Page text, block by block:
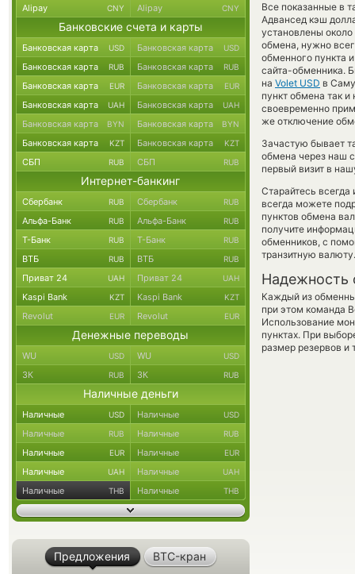
Все показанные в
Адвансед кэш
установлены
обмена, нужно
обменного пункта
сайта-обменника.
на Volet USD в
пункт обмена так
своевременно
же отключение
Зачастую бывает
обмена через наш
первый визит в
Старайтесь всегда
всегда можете
пунктов обмена
получите
обменников, с
транзитную валюту.
Надежность
Каждый из
при этом команда
Использование
пунктах. При
размер резервов и
Alipay CNY Alipay CNY
Банковские счета и карты
Банковская карта USD Банковская карта USD
Банковская карта RUB Банковская карта RUB
Банковская карта EUR Банковская карта EUR
Банковская карта UAH Банковская карта UAH
Банковская карта BYN Банковская карта BYN
Банковская карта KZT Банковская карта KZT
СБП RUB СБП RUB
Интернет-банкинг
Сбербанк RUB Сбербанк RUB
Альфа-Банк RUB Альфа-Банк RUB
Т-Банк RUB Т-Банк RUB
ВТБ RUB ВТБ RUB
Приват 24 UAH Приват 24 UAH
Kaspi Bank KZT Kaspi Bank KZT
Revolut EUR Revolut EUR
Денежные переводы
WU USD WU USD
ЗК RUB ЗК RUB
Наличные деньги
Наличные USD Наличные USD
Наличные RUB Наличные RUB
Наличные EUR Наличные EUR
Наличные UAH Наличные UAH
Наличные THB Наличные THB
Предложения BTC-кран